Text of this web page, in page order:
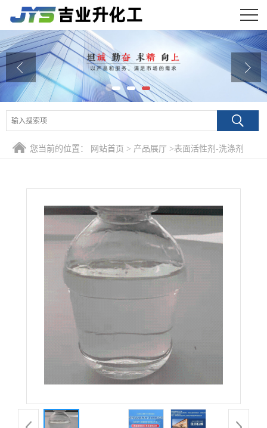
公司首页
公司介绍
公司动态
产品展厅
证书荣誉
在线留言
您当前的位置： 网站首页 > 产品展厅 >表面活性剂-洗涤剂